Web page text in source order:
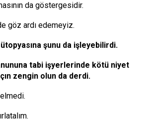
da göstergesidir.
göz ardı edemeyiz.
şunu da işleyebilirdi.
tabi işyerlerinde kötü niyet
zengin olun da derdi.